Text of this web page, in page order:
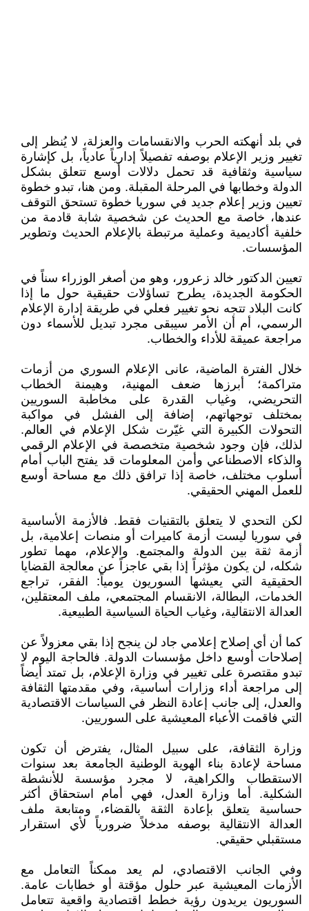
في بلد أنهكته الحرب والانقسامات والعزلة، لا يُنظر إلى
تغيير وزير الإعلام بوصفه تفصيلاً إدارياً عادياً، بل كإشارة
سياسية وثقافية قد تحمل دلالات أوسع تتعلق بشكل
الدولة وخطابها في المرحلة المقبلة. ومن هنا، تبدو خطوة
تعيين وزير إعلام جديد في سوريا خطوة تستحق التوقف
عندها، خاصة مع الحديث عن شخصية شابة قادمة من
خلفية أكاديمية وعملية مرتبطة بالإعلام الحديث وتطوير
المؤسسات.
تعيين الدكتور خالد زعرور، وهو من أصغر الوزراء سناً في
الحكومة الجديدة، يطرح تساؤلات حقيقية حول ما إذا
كانت البلاد تتجه نحو تغيير فعلي في طريقة إدارة الإعلام
الرسمي، أم أن الأمر سيبقى مجرد تبديل للأسماء دون
مراجعة عميقة للأداء والخطاب.
خلال الفترة الماضية، عانى الإعلام السوري من أزمات
متراكمة؛ أبرزها ضعف المهنية، وهيمنة الخطاب
التحريضي، وغياب القدرة على مخاطبة السوريين
بمختلف توجهاتهم، إضافة إلى الفشل في مواكبة
التحولات الكبيرة التي غيّرت شكل الإعلام في العالم.
لذلك، فإن وجود شخصية متخصصة في الإعلام الرقمي
والذكاء الاصطناعي وأمن المعلومات قد يفتح الباب أمام
أسلوب مختلف، خاصة إذا ترافق ذلك مع مساحة أوسع
للعمل المهني الحقيقي.
لكن التحدي لا يتعلق بالتقنيات فقط. فالأزمة الأساسية
في سوريا ليست أزمة كاميرات أو منصات إعلامية، بل
أزمة ثقة بين الدولة والمجتمع. والإعلام، مهما تطور
شكله، لن يكون مؤثراً إذا بقي عاجزاً عن معالجة القضايا
الحقيقية التي يعيشها السوريون يومياً: الفقر، تراجع
الخدمات، البطالة، الانقسام المجتمعي، ملف المعتقلين،
العدالة الانتقالية، وغياب الحياة السياسية الطبيعية.
كما أن أي إصلاح إعلامي جاد لن ينجح إذا بقي معزولاً عن
إصلاحات أوسع داخل مؤسسات الدولة. فالحاجة اليوم لا
تبدو مقتصرة على تغيير في وزارة الإعلام، بل تمتد أيضاً
إلى مراجعة أداء وزارات أساسية، وفي مقدمتها الثقافة
والعدل، إلى جانب إعادة النظر في السياسات الاقتصادية
التي فاقمت الأعباء المعيشية على السوريين.
وزارة الثقافة، على سبيل المثال، يفترض أن تكون
مساحة لإعادة بناء الهوية الوطنية الجامعة بعد سنوات
الاستقطاب والكراهية، لا مجرد مؤسسة للأنشطة
الشكلية. أما وزارة العدل، فهي أمام استحقاق أكثر
حساسية يتعلق بإعادة الثقة بالقضاء، ومتابعة ملف
العدالة الانتقالية بوصفه مدخلاً ضرورياً لأي استقرار
مستقبلي حقيقي.
وفي الجانب الاقتصادي، لم يعد ممكناً التعامل مع
الأزمات المعيشية عبر حلول مؤقتة أو خطابات عامة.
السوريون يريدون رؤية خطط اقتصادية واقعية تتعامل